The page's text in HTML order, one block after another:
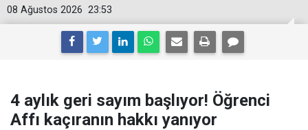
23:53
08 Ağustos 2026
4 aylık geri sayım başlıyor! Öğrenci
Affı kaçıranın hakkı yanıyor